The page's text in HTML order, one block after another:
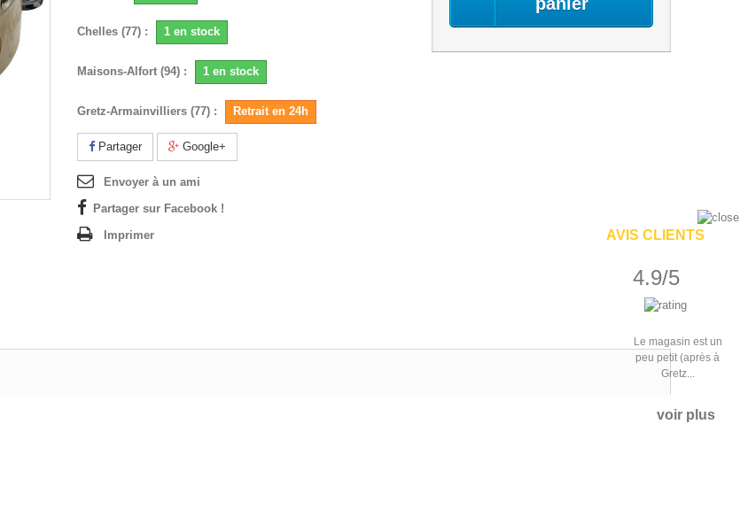
Chelles (77) : 1 en stock
Maisons-Alfort (94) : 1 en stock
Gretz-Armainvilliers (77) : Retrait en 24h
Partager Google+
Envoyer à un ami
Partager sur Facebook !
Imprimer
AVIS CLIENTS
4.9/5
Le magasin est un
peu petit (après à
Gretz...
voir plus